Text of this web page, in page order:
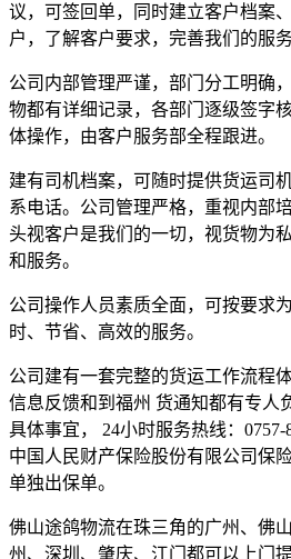
议，可签回单，同时建立客户档案
户，了解客户要求，完善我们的服务
公司内部管理严谨，部门分工明确
物都有详细记录，各部门逐级签字
体操作，由客户服务部全程跟进。
建有司机档案，可随时提供货运司
系电话。公司管理严格，重视内部
头视客户是我们的一切，视货物为
和服务。
公司操作人员素质全面，可按要求
时、节省、高效的服务。
公司建有一套完整的货运工作流程
信息反馈和到福州 货通知都有专人
具体事宜， 24小时服务热线：0757-
中国人民财产保险股份有限公司保
单独出保单。
佛山途鸽物流在珠三角的广州、佛
州、深圳、肇庆、江门都可以上门